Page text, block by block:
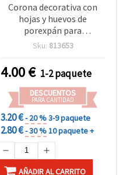
Corona decorativa con
hojas y huevos de
porexpán para
manualidades, 1500 mm
Sku: 813653
4.00€ 1-2 paquete
DESCUENTOS
PARA CANTIDAD
3.20 €- 20 %3-9 paquete
2.80 €- 30 %10 paquete +
AÑADIR AL CARRITO